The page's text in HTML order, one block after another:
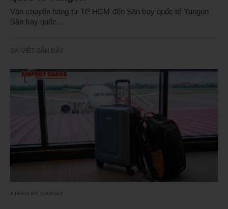
Vận chuyển hàng từ TP HCM đến Sân bay quốc tế Yangon
Sân bay quốc…
BÀI VIẾT GẦN ĐÂY
AIRPORT CARGO